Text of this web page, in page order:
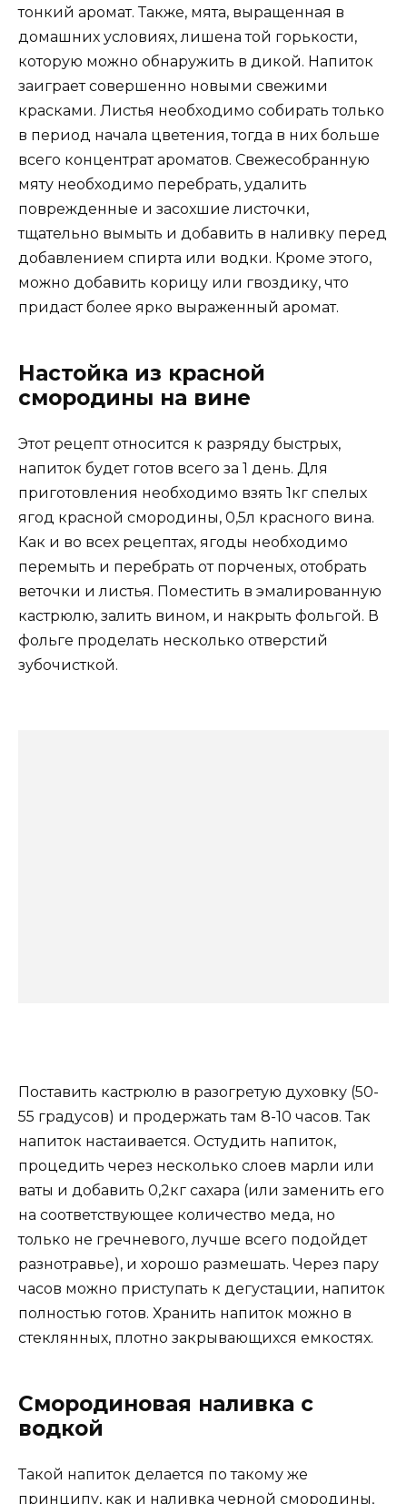
тонкий аромат. Также, мята, выращенная в
домашних условиях, лишена той горькости,
которую можно обнаружить в дикой. Напиток
заиграет совершенно новыми свежими
красками. Листья необходимо собирать только
в период начала цветения, тогда в них больше
всего концентрат ароматов. Свежесобранную
мяту необходимо перебрать, удалить
поврежденные и засохшие листочки,
тщательно вымыть и добавить в наливку перед
добавлением спирта или водки. Кроме этого,
можно добавить корицу или гвоздику, что
придаст более ярко выраженный аромат.
Настойка из красной
смородины на вине
Этот рецепт относится к разряду быстрых,
напиток будет готов всего за 1 день. Для
приготовления необходимо взять 1кг спелых
ягод красной смородины, 0,5л красного вина.
Как и во всех рецептах, ягоды необходимо
перемыть и перебрать от порченых, отобрать
веточки и листья. Поместить в эмалированную
кастрюлю, залить вином, и накрыть фольгой. В
фольге проделать несколько отверстий
зубочисткой.
Поставить кастрюлю в разогретую духовку (50-
55 градусов) и продержать там 8-10 часов. Так
напиток настаивается. Остудить напиток,
процедить через несколько слоев марли или
ваты и добавить 0,2кг сахара (или заменить его
на соответствующее количество меда, но
только не гречневого, лучше всего подойдет
разнотравье), и хорошо размешать. Через пару
часов можно приступать к дегустации, напиток
полностью готов. Хранить напиток можно в
стеклянных, плотно закрывающихся емкостях.
Смородиновая наливка с
водкой
Такой напиток делается по такому же
принципу, как и наливка черной смородины,